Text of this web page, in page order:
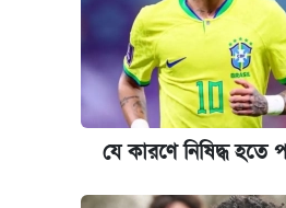
এক ক্লিকে জেনে নিন
দাম ও ফিচার
আজকের বাজারে স্বর্ণের দাম
নবম জাতীয় পে-স্কেল নিয়ে
যে কারণে নিষিদ্ধ হতে